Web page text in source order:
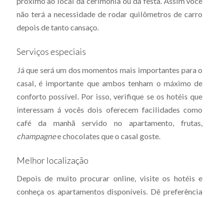
não terá a necessidade de rodar quilômetros de carro
depois de tanto cansaço.
Serviços especiais
Já que será um dos momentos mais importantes para o
casal, é importante que ambos tenham o máximo de
conforto possível. Por isso, verifique se os hotéis que
interessam á vocês dois oferecem facilidades como
café da manhã servido no apartamento, frutas,
champagnee chocolates que o casal goste.
Melhor localização
Depois de muito procurar online, visite os hotéis e
conheça os apartamentos disponíveis. Dê preferência